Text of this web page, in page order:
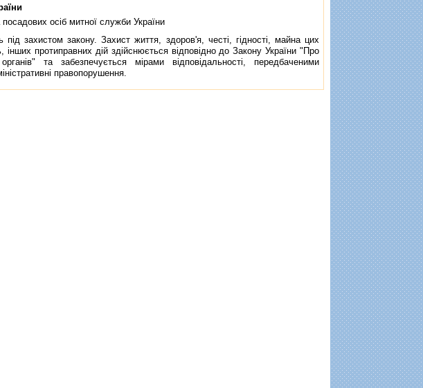
осiб митної служби України
захистом закону. Захист життя, здоров'я, честi, гiдностi, майна цих
iнших протиправних дiй здiйснюється вiдповiдно доЗакону України "Про
та забезпечується мiрами вiдповiдальностi, передбаченими
правопорушення